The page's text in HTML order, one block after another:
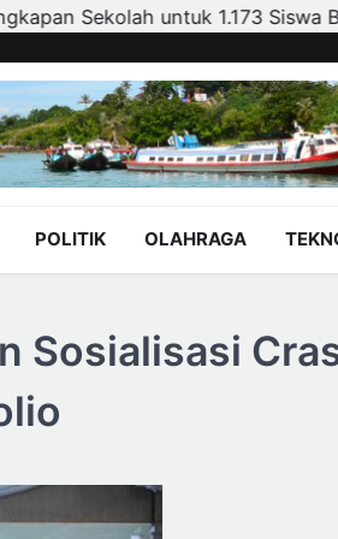
PAUD Kurang Mampu
POLITIK OLAHRAGA
Sosialisasi